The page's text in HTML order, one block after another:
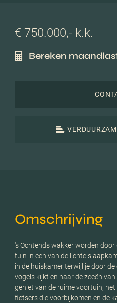
€ 750.000,- k.k.
Bereken
Omschrijving
's Ochtends wakker worden door
tuin in een van de lichte
in de huiskamer terwijl je door
vogels kijkt en naar de zeeën
geniet van de ruime voortuin, het
fietsers die voorbijkomen en de